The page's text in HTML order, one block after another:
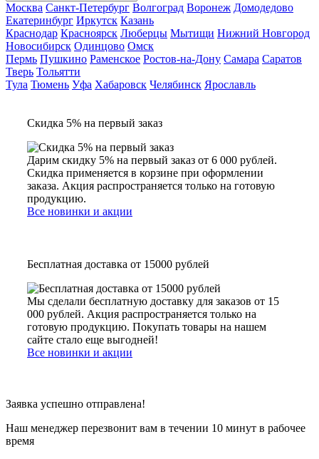
Москва Санкт-Петербург Волгоград Воронеж Домодедово
Екатеринбург Иркутск Казань
Краснодар Красноярск Люберцы Мытищи Нижний Новгород
Новосибирск Одинцово Омск
Пермь Пушкино Раменское Ростов-на-Дону Самара Саратов
Тверь Тольятти
Тула Тюмень Уфа Хабаровск Челябинск Ярославль
Скидка 5% на первый заказ
Дарим скидку 5% на первый заказ от 6 000 рублей.
Скидка применяется в корзине при оформлении
заказа. Акция распространяется только на готовую
продукцию.
Все новинки и акции
Бесплатная доставка от 15000 рублей
Мы сделали бесплатную доставку для заказов от 15
000 рублей. Акция распространяется только на
готовую продукцию. Покупать товары на нашем
сайте стало еще выгодней!
Все новинки и акции
Заявка успешно отправлена!
Наш менеджер перезвонит вам в течении 10 минут в рабочее
время